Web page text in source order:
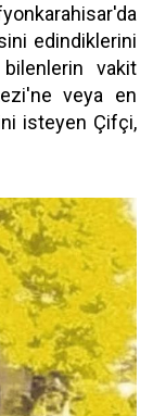
edindiklerini
vakit
veya en
isteyen Çifçi,